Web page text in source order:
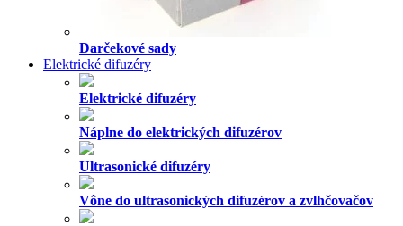
Darčekové sady
Elektrické difuzéry
Elektrické difuzéry
Náplne do elektrických difuzérov
Ultrasonické difuzéry
Vône do ultrasonických difuzérov a zvlhčovačov